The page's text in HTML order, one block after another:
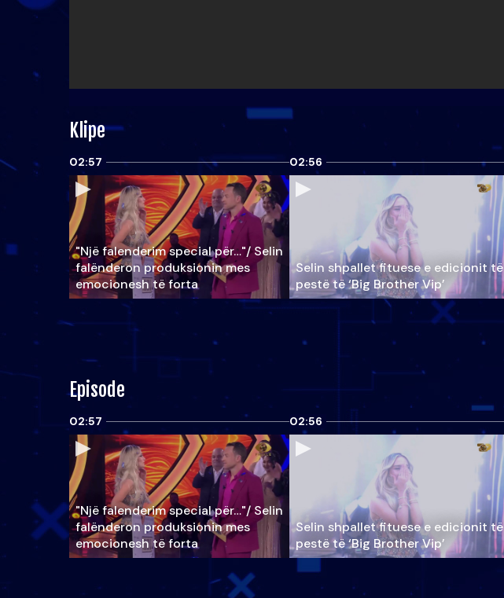
Klipe
02:57
"Një falenderim special për…"/ Selin
falënderon produksionin mes
emocionesh të forta
02:56
Selin shpallet fituese e edicionit të
pestë të ‘Big Brother Vip’
Episode
02:57
"Një falenderim special për…"/ Selin
falënderon produksionin mes
emocionesh të forta
02:56
Selin shpallet fituese e edicionit të
pestë të ‘Big Brother Vip’